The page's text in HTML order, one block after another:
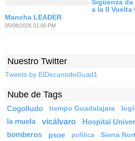
Sigüenza
a la II
Mancha LEADER
05/08/2026 01:00 PM
Nuestro Twitter
Tweets by ElDecanodeGuad1
Nube de Tags
Cogolludo tiempo Guadalajara
la muela vicálvaro Hospital
bomberos psoe política
Sierra